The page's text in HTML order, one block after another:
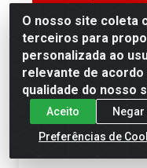
Permitir que a Motociclo
novidades e ofertas
Powered by SendPulse
O nosso site coleta
terceiros para
personalizada ao
relevante de
qualidade do nosso
Aceito
Preferências de